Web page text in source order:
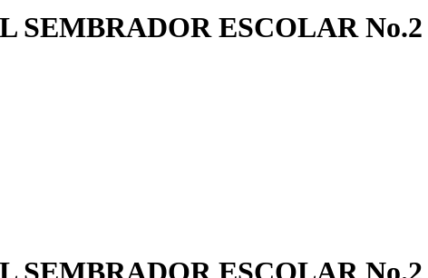
SEMBRADOR ESCOLAR No.2